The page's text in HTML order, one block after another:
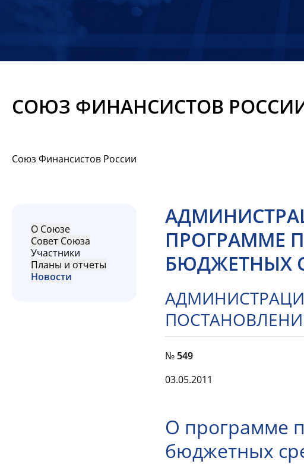
СОЮЗ ФИНАНСИСТОВ
Союз Финансистов России
О Союзе
Совет Союза
Участники
Планы и отчеты
Новости
ПРОГРАММЕ
БЮДЖЕТНЫХ
№549
03.05.2011
О программе
бюджетных